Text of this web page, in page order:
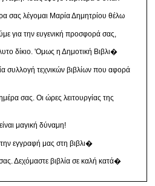
σας λέγομαι Μαρία Δημητρίου θέλω
για την ευγενική προσφορά σας,
δίκιο. 'Ομως η Δημοτική Βιβλι�
συλλογή τεχνικών βιβλίων που αφορά
σας. Οι ώρες λειτουργίας της
μαγική δύναμη!
την εγγραφή μας στη βιβλι�
Δεχόμαστε βιβλία σε καλή κατά�